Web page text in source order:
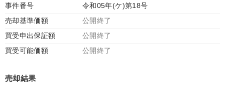
事件番号
令和05年(ケ)第18号
売却基準価額
公開終了
買受申出保証額
公開終了
買受可能価額
公開終了
売却結果